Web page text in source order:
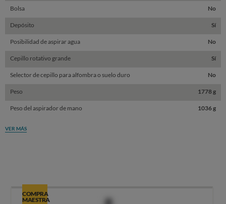
Bolsa No
Depósito Sí
Posibilidad de aspirar agua No
Cepillo rotativo grande Sí
Selector de cepillo para alfombra o suelo duro No
Peso 1778 g
Peso del aspirador de mano 1036 g
VER MÁS
COMPRA
MAESTRA